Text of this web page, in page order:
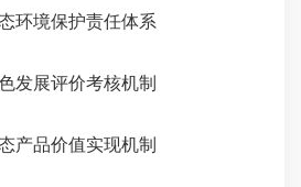
环境保护责任体系
发展评价考核机制
产品价值实现机制